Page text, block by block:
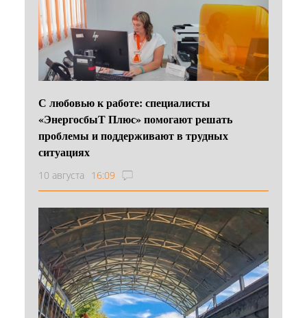
С любовью к работе: специалисты
«ЭнергосбыТ Плюс» помогают решать
проблемы и поддерживают в трудных
ситуациях
10 августа 16:09